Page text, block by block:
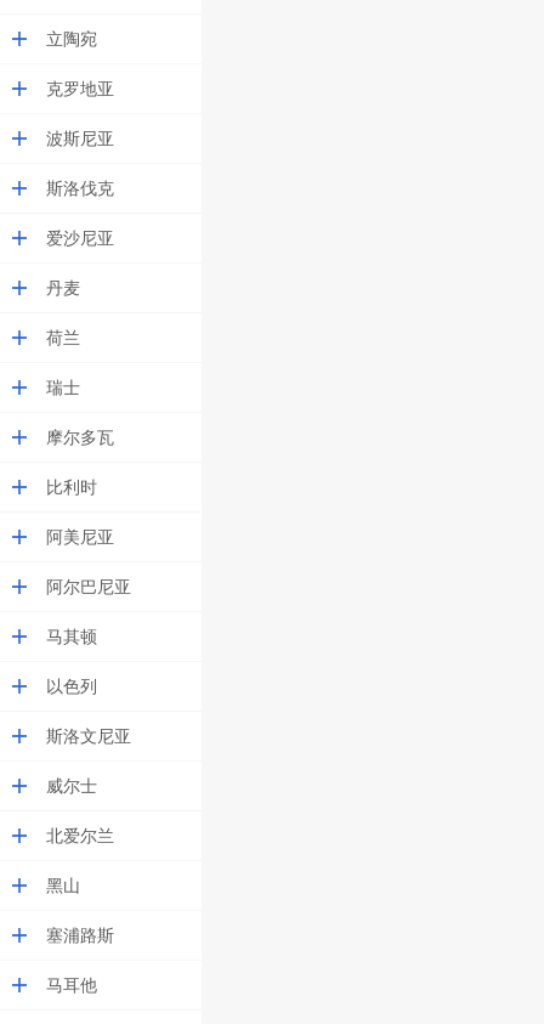
立陶宛
克罗地亚
波斯尼亚
斯洛伐克
爱沙尼亚
丹麦
荷兰
瑞士
摩尔多瓦
比利时
阿美尼亚
阿尔巴尼亚
马其顿
以色列
斯洛文尼亚
威尔士
北爱尔兰
黑山
塞浦路斯
马耳他